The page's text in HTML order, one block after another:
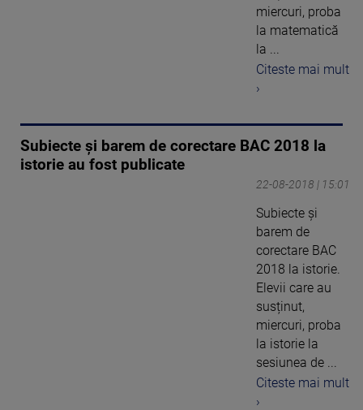
miercuri, proba
la matematică
la ...
Citeste mai mult
›
Subiecte și barem de corectare BAC 2018 la
istorie au fost publicate
22-08-2018 | 15:01
Subiecte și
barem de
corectare BAC
2018 la istorie.
Elevii care au
susținut,
miercuri, proba
la istorie la
sesiunea de ...
Citeste mai mult
›